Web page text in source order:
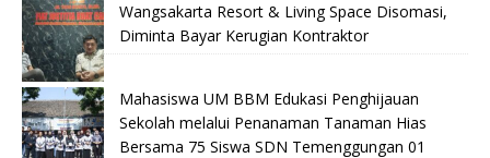
Wangsakarta Resort & Living Space Disomasi,
Diminta Bayar Kerugian Kontraktor
Mahasiswa UM BBM Edukasi Penghijauan
Sekolah melalui Penanaman Tanaman Hias
Bersama 75 Siswa SDN Temenggungan 01